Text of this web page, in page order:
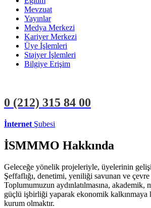
Mevzuat
Yayınlar
Medya Merkezi
Kariyer Merkezi
Üye İşlemleri
Stajyer İşlemleri
Bilgiye Erişim
0 (212) 315 84 00
İnternet Şubesi
İSMMMO Hakkında
Geleceğe yönelik projeleriyle, üyelerinin
Şeffaflığı, denetimi, yeniliği savunan ve çevre
Toplumumuzun aydınlatılmasına, akademik,
güçlü işbirliği yaparak ekonomik kalkınmaya
kurum olmaktır.